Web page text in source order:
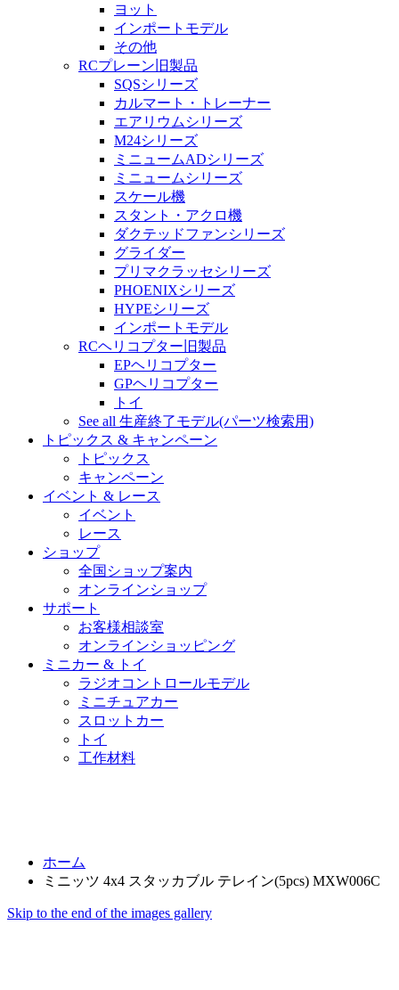
ヨット
インポートモデル
その他
RCプレーン旧製品
SQSシリーズ
カルマート・トレーナー
エアリウムシリーズ
M24シリーズ
ミニュームADシリーズ
ミニュームシリーズ
スケール機
スタント・アクロ機
ダクテッドファンシリーズ
グライダー
プリマクラッセシリーズ
PHOENIXシリーズ
HYPEシリーズ
インポートモデル
RCヘリコプター旧製品
EPヘリコプター
GPヘリコプター
トイ
See all 生産終了モデル(パーツ検索用)
トピックス & キャンペーン
トピックス
キャンペーン
イベント & レース
イベント
レース
ショップ
全国ショップ案内
オンラインショップ
サポート
お客様相談室
オンラインショッピング
ミニカー & トイ
ラジオコントロールモデル
ミニチュアカー
スロットカー
トイ
工作材料
ホーム
ミニッツ 4x4 スタッカブル テレイン(5pcs) MXW006C
Skip to the end of the images gallery